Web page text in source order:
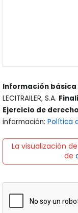
LECITRAILER, S.A.
Ejercicio de
información: Política
La visualización
de